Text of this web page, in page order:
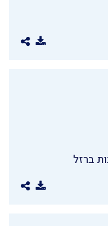
ברזל